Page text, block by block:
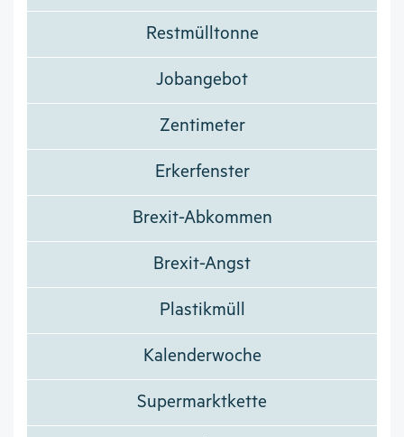
Restmülltonne
Jobangebot
Zentimeter
Erkerfenster
Brexit-Abkommen
Brexit-Angst
Plastikmüll
Kalenderwoche
Supermarktkette